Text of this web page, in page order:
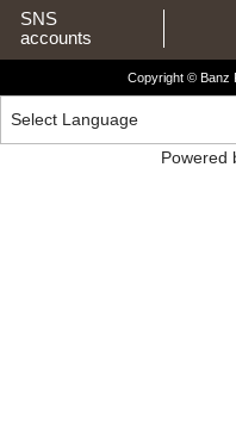
SNS
accounts
Copyright © Banz
Powered